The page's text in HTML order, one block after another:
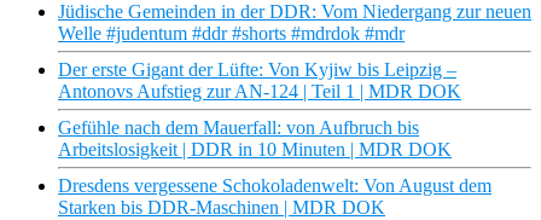
Jüdische Gemeinden in der DDR: Vom Niedergang zur neuen
Welle #judentum #ddr #shorts #mdrdok #mdr
Der erste Gigant der Lüfte: Von Kyjiw bis Leipzig –
Antonovs Aufstieg zur AN-124 | Teil 1 | MDR DOK
Gefühle nach dem Mauerfall: von Aufbruch bis
Arbeitslosigkeit | DDR in 10 Minuten | MDR DOK
Dresdens vergessene Schokoladenwelt: Von August dem
Starken bis DDR-Maschinen | MDR DOK